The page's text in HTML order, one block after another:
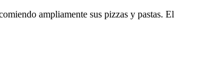
ampliamente sus pizzas y pastas. El